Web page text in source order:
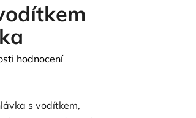
hodnocení
s vodítkem,